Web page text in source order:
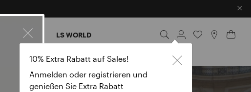
10% Extra Rabatt auf Sales!
Anmelden oder registrieren und
genießen Sie Extra Rabatt
×
ACCESSORIES LS WORLD